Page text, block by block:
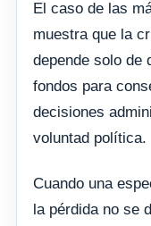
El caso de las
muestra que la
depende solo de
fondos para
decisiones
voluntad política.
Cuando una
la pérdida no se